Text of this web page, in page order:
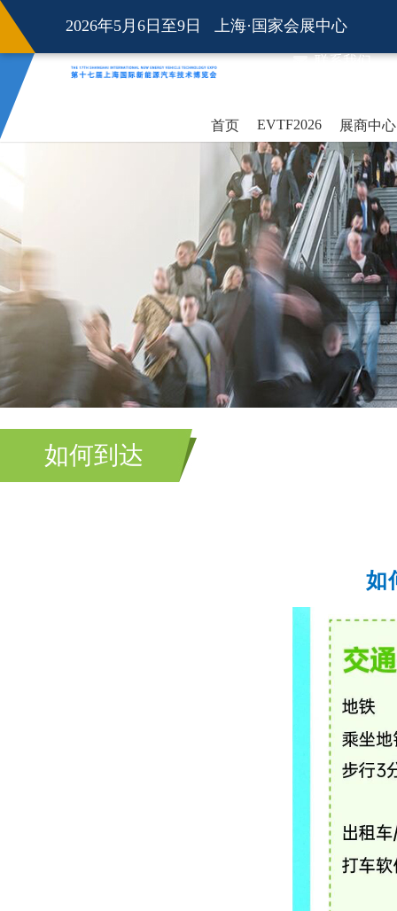
2026年5月6日至9日 上海·国家会展中心
联系我们
首页 EVTF2026 展商中心
如何到达
如